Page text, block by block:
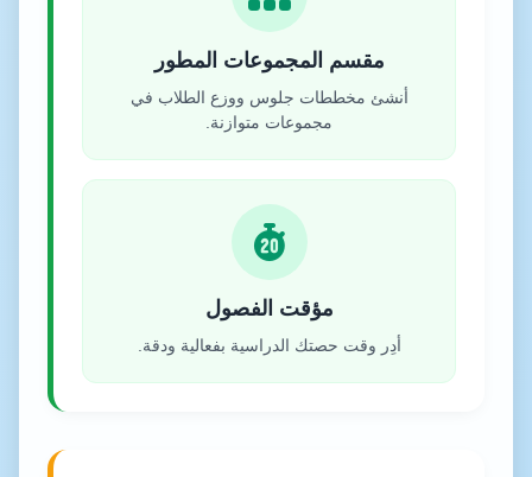
مقسم المجموعات المطور
أنشئ مخططات جلوس ووزع الطلاب في
مجموعات متوازنة.
مؤقت الفصول
أدِر وقت حصتك الدراسية بفعالية ودقة.